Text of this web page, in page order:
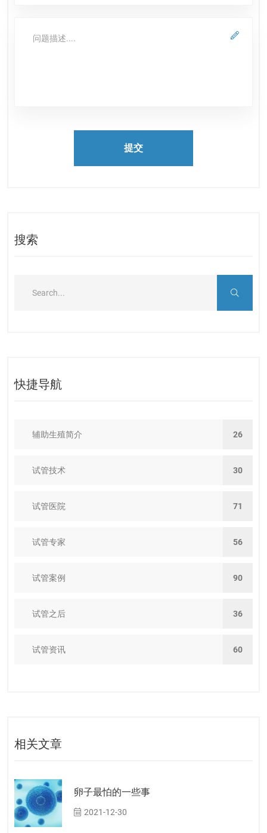
提交
搜索
快捷导航
辅助生殖简介 26
试管技术 30
试管医院 71
试管专家 56
试管案例 90
试管之后 36
试管资讯 60
相关文章
卵子最怕的一些事
2021-12-30